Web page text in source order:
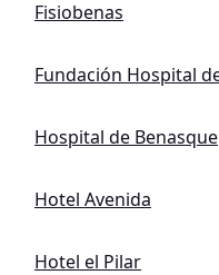
Fisiobenas
Fundación Hospital
Hospital de Benasque
Hotel Avenida
Hotel el Pilar